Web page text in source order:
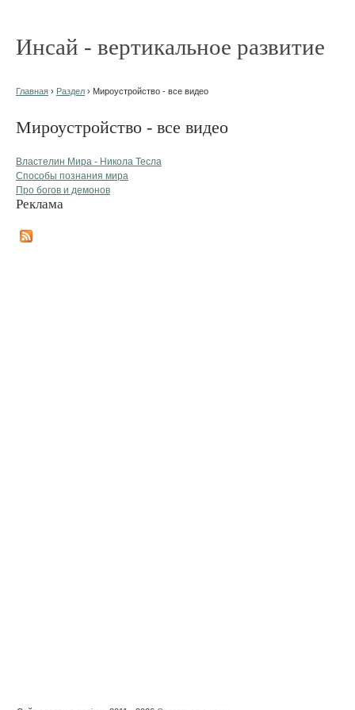
Инсай - вертикальное развитие
Главная › Раздел › Мироустройство - все видео
Мироустройство - все видео
Властелин Мира - Никола Тесла
Способы познания мира
Про богов и демонов
Реклама